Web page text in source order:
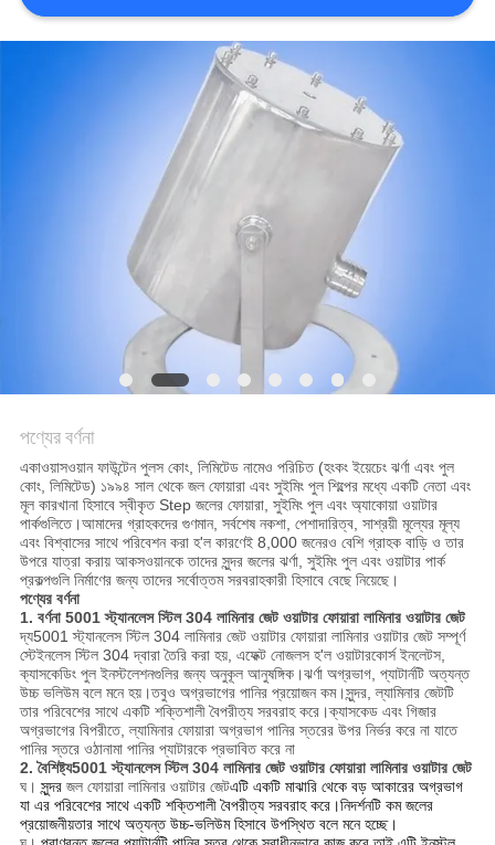
NEWS
পণ্যের বর্ণনা
একাওয়াসওয়ান ফাউন্টেন পুলস কোং, লিমিটেড নামেও পরিচিত (হংকং ইয়েচেং ঝর্ণা এবং পুল
কোং, লিমিটেড) ১৯৯৪ সাল থেকে জল ফোয়ারা এবং সুইমিং পুল শিল্পের মধ্যে একটি নেতা এবং
মূল কারখানা হিসাবে স্বীকৃত Step জলের ফোয়ারা, সুইমিং পুল এবং অ্যাকোয়া ওয়াটার
পার্কগুলিতে।আমাদের গ্রাহকদের গুণমান, সর্বশেষ নকশা, পেশাদারিত্ব, সাশ্রয়ী মূল্যের মূল্য
এবং বিশ্বাসের সাথে পরিবেশন করা হ'ল কারণেই 8,000 জনেরও বেশি গ্রাহক বাড়ি ও তার
উপরে যাত্রা করায় আকসওয়ানকে তাদের সুন্দর জলের ঝর্ণা, সুইমিং পুল এবং ওয়াটার পার্ক
প্রকল্পগুলি নির্মাণের জন্য তাদের সর্বোত্তম সরবরাহকারী হিসাবে বেছে নিয়েছে।
পণ্যের বর্ণনা
1. বর্ণনা5001 স্ট্যানলেস স্টিল 304 লামিনার জেট ওয়াটার ফোয়ারা লামিনার ওয়াটার জেট
দ্য5001 স্ট্যানলেস স্টিল 304 লামিনার জেট ওয়াটার ফোয়ারা লামিনার ওয়াটার জেট সম্পূর্ণ
স্টেইনলেস স্টিল 304 দ্বারা তৈরি করা হয়, এফেক্ট নোজলস হ'ল ওয়াটারকোর্স ইনলেটস,
ক্যাসকেডিং পুল ইনস্টলেশনগুলির জন্য অনুকূল আনুষঙ্গিক।ঝর্ণা অগ্রভাগ, প্যাটার্নটি অত্যন্ত
উচ্চ ভলিউম বলে মনে হয়।তবুও অগ্রভাগের পানির প্রয়োজন কম।সুন্দর, ল্যামিনার জেটটি
তার পরিবেশের সাথে একটি শক্তিশালী বৈপরীত্য সরবরাহ করে।ক্যাসকেড এবং গিজার
অগ্রভাগের বিপরীতে, ল্যামিনার ফোয়ারা অগ্রভাগ পানির স্তরের উপর নির্ভর করে না যাতে
পানির স্তরে ওঠানামা পানির প্যাটারকে প্রভাবিত করে না
2. বৈশিষ্ট্য5001 স্ট্যানলেস স্টিল 304 লামিনার জেট ওয়াটার ফোয়ারা লামিনার ওয়াটার জেট
ঘ। সুন্দর জল ফোয়ারা লামিনার ওয়াটার জেটএটি একটি মাঝারি থেকে বড় আকারের অগ্রভাগ
যা এর পরিবেশের সাথে একটি শক্তিশালী বৈপরীত্য সরবরাহ করে।নিদর্শনটি কম জলের
প্রয়োজনীয়তার সাথে অত্যন্ত উচ্চ-ভলিউম হিসাবে উপস্থিত বলে মনে হচ্ছে।